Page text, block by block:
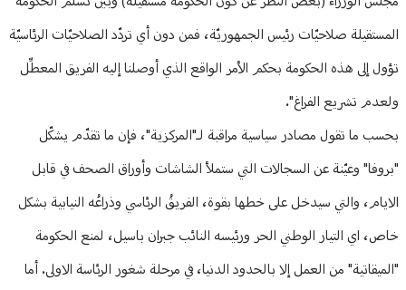
المستقيلة صلاحيّات رئيس الجمهوريّة، فمن دون أي تردّد الصلاحيّات الرئاسيّة
تؤول إلى هذه الحكومة بحكم الأمر الواقع الذي أوصلنا إليه الفريق المعطِّل
ولعدم تشريع الفراغ".
بحسب ما تقول مصادر سياسية مراقبة لـ"المركزية"، فإن ما تقدّم يشكّل
"بروفا" وعيّنة عن السجالات التي ستملأ الشاشات وأوراق الصحف في قابل
الايام، والتي سيدخل على خطها بقوة، الفريقُ الرئاسي وذراعُه النيابية بشكل
خاص، اي التيار الوطني الحر ورئيسه النائب جبران باسيل، لمنع الحكومة
"الميقاتية" من العمل إلا بالحدود الدنيا، في مرحلة شغور الرئاسة الاولى. أما